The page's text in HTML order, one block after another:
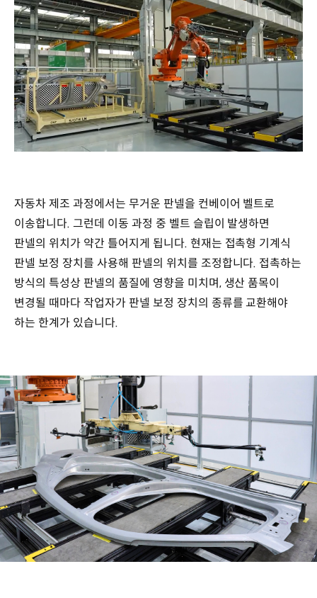
/
자동차 제조 과정에서는 무거운 판넬을 컨베이어 벨트로
이송합니다. 그런데 이동 과정 중 벨트 슬립이 발생하면
판넬의 위치가 약간 틀어지게 됩니다. 현재는 접촉형 기계식
판넬 보정 장치를 사용해 판넬의 위치를 조정합니다. 접촉하는
방식의 특성상 판넬의 품질에 영향을 미치며, 생산 품목이
변경될 때마다 작업자가 판넬 보정 장치의 종류를 교환해야
하는 한계가 있습니다.